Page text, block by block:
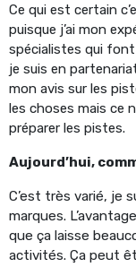
Ce qui est certain
puisque j’ai mon
spécialistes qui font
je suis en
mon avis sur les
les choses mais ce
préparer les pistes.
Aujourd’hui,
C’est très varié, je
marques.
que ça laisse
activités. Ça peut